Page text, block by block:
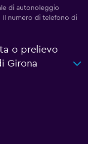
di autonoleggio
Il numero di telefono di
o prelievo
Girona